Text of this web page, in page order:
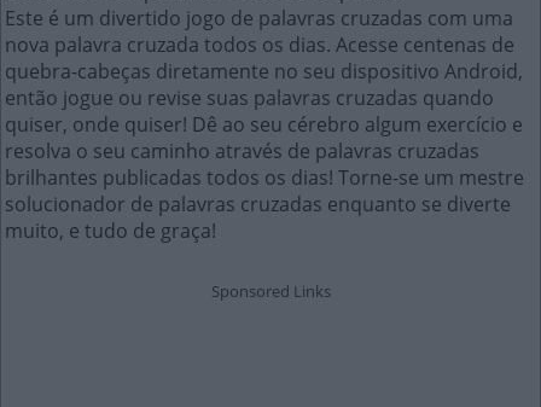
Este é um divertido jogo de palavras cruzadas com uma
nova palavra cruzada todos os dias. Acesse centenas de
quebra-cabeças diretamente no seu dispositivo Android,
então jogue ou revise suas palavras cruzadas quando
quiser, onde quiser! Dê ao seu cérebro algum exercício e
resolva o seu caminho através de palavras cruzadas
brilhantes publicadas todos os dias! Torne-se um mestre
solucionador de palavras cruzadas enquanto se diverte
muito, e tudo de graça!